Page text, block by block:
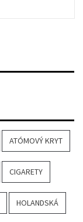
ATÓMOVÝ KRYT
CIGARETY
HOLANDSKÁ